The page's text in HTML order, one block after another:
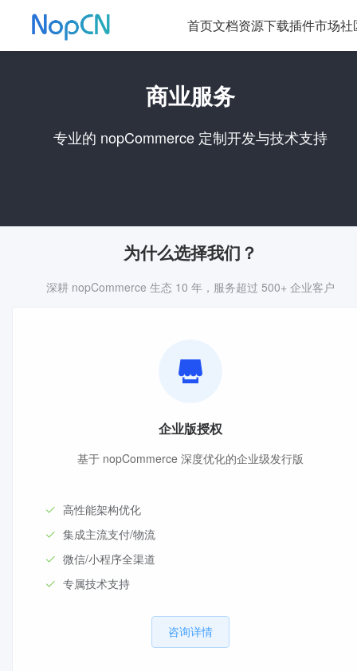
首页文档资源下载插件市场社
商业服务
专业的 nopCommerce 定制开发与技术支持
为什么选择我们？
深耕 nopCommerce 生态 10 年，服务超过 500+ 企业客户
企业版授权
基于 nopCommerce 深度优化的企业级发行版
高性能架构优化
集成主流支付/物流
微信/小程序全渠道
专属技术支持
咨询详情